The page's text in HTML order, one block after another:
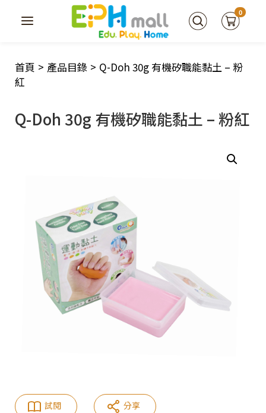
0
首頁 > 產品目錄 > Q-Doh 30g 有機矽職能黏土 – 粉
紅
Q-Doh 30g 有機矽職能黏土 – 粉紅
試閱 分享